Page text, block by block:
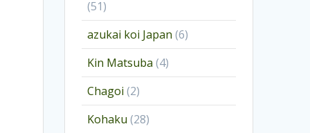
5151
producten
azukai koi Japan 66
producten
Kin Matsuba 44
producten
Chagoi 22
producten
Kohaku 2828